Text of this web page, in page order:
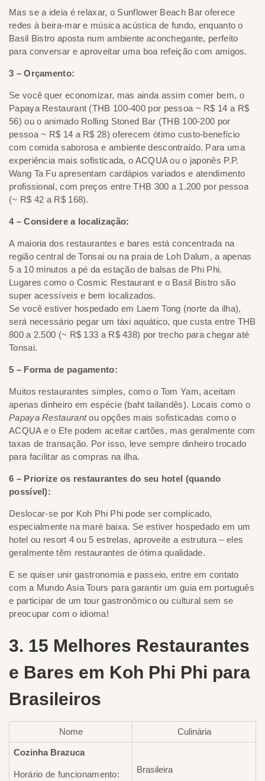
Mas se a ideia é relaxar, o Sunflower Beach Bar oferece
redes à beira-mar e música acústica de fundo, enquanto o
Basil Bistro aposta num ambiente aconchegante, perfeito
para conversar e aproveitar uma boa refeição com amigos.
3 – Orçamento:
Se você quer economizar, mas ainda assim comer bem, o
Papaya Restaurant (THB 100-400 por pessoa ~ R$ 14 a R$
56) ou o animado Rolling Stoned Bar (THB 100-200 por
pessoa ~ R$ 14 a R$ 28) oferecem ótimo custo-benefício
com comida saborosa e ambiente descontraído. Para uma
experiência mais sofisticada, o ACQUA ou o japonês P.P.
Wang Ta Fu apresentam cardápios variados e atendimento
profissional, com preços entre THB 300 a 1.200 por pessoa
(~ R$ 42 a R$ 168).
4 – Considere a localização:
A maioria dos restaurantes e bares está concentrada na
região central de Tonsai ou na praia de Loh Dalum, a apenas
5 a 10 minutos a pé da estação de balsas de Phi Phi.
Lugares como o Cosmic Restaurant e o Basil Bistro são
super acessíveis e bem localizados.
Se você estiver hospedado em Laem Tong (norte da ilha),
será necessário pegar um táxi aquático, que custa entre THB
800 a 2.500 (~ R$ 133 a R$ 438) por trecho para chegar até
Tonsai.
5 – Forma de pagamento:
Muitos restaurantes simples, como o Tom Yam, aceitam
apenas dinheiro em espécie (baht tailandês). Locais como o
Papaya Restaurantou opções mais sofisticadas como o
ACQUA e o Efe podem aceitar cartões, mas geralmente com
taxas de transação. Por isso, leve sempre dinheiro trocado
para facilitar as compras na ilha.
6 – Priorize os restaurantes do seu hotel (quando
possível):
Deslocar-se por Koh Phi Phi pode ser complicado,
especialmente na maré baixa. Se estiver hospedado em um
hotel ou resort 4 ou 5 estrelas, aproveite a estrutura – eles
geralmente têm restaurantes de ótima qualidade.
E se quiser unir gastronomia e passeio, entre em contato
com a Mundo Asia Tours para garantir um guia em português
e participar de um tour gastronômico ou cultural sem se
preocupar com o idioma!
3. 15 Melhores Restaurantes
e Bares em Koh Phi Phi para
Brasileiros
Nome Culinária
Cozinha Brazuca
Horário de funcionamento:
Brasileira